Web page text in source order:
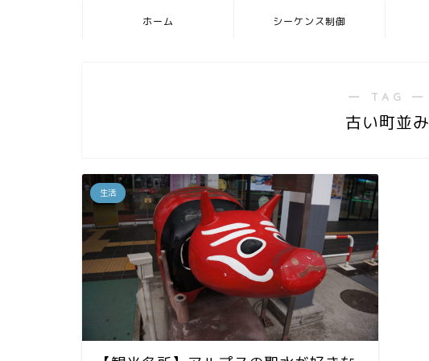
ホーム シーケンス制御
― TAG ―
古い町並み
生活